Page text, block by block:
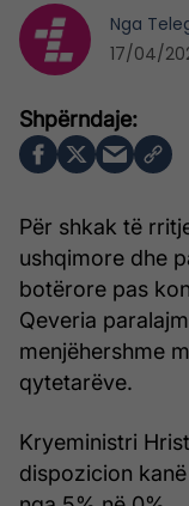
Për shkak të
ushqimore dhe
botërore pas
Qeveria
menjëhershme
qytetarëve.
Kryeministri
dispozicion
Nga
17/04/